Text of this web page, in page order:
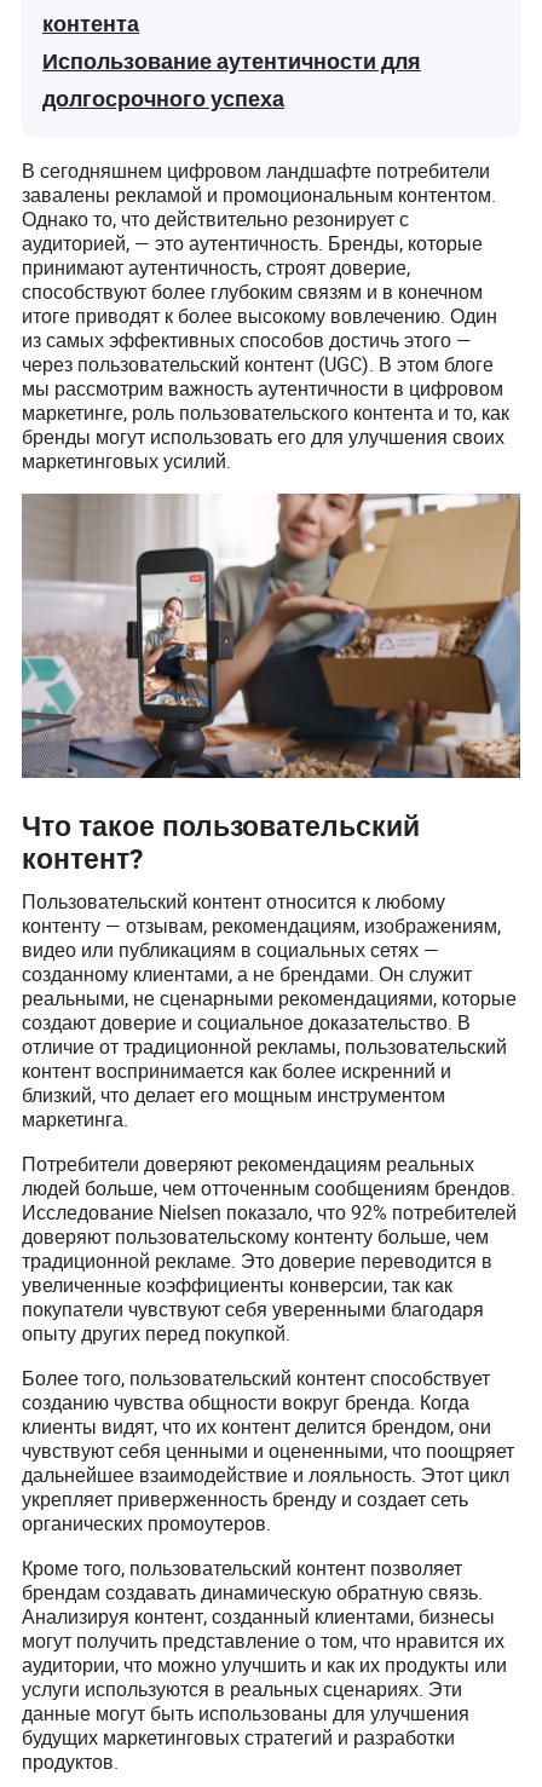
контента
Использование аутентичности для
долгосрочного успеха
В сегодняшнем цифровом ландшафте потребители
завалены рекламой и промоциональным контентом.
Однако то, что действительно резонирует с
аудиторией, — это аутентичность. Бренды, которые
принимают аутентичность, строят доверие,
способствуют более глубоким связям и в конечном
итоге приводят к более высокому вовлечению. Один
из самых эффективных способов достичь этого —
через пользовательский контент (UGC). В этом блоге
мы рассмотрим важность аутентичности в цифровом
маркетинге, роль пользовательского контента и то, как
бренды могут использовать его для улучшения своих
маркетинговых усилий.
Что такое пользовательский
контент?
Пользовательский контент относится к любому
контенту — отзывам, рекомендациям, изображениям,
видео или публикациям в социальных сетях —
созданному клиентами, а не брендами. Он служит
реальными, не сценарными рекомендациями, которые
создают доверие и социальное доказательство. В
отличие от традиционной рекламы, пользовательский
контент воспринимается как более искренний и
близкий, что делает его мощным инструментом
маркетинга.
Потребители доверяют рекомендациям реальных
людей больше, чем отточенным сообщениям брендов.
Исследование Nielsen показало, что 92% потребителей
доверяют пользовательскому контенту больше, чем
традиционной рекламе. Это доверие переводится в
увеличенные коэффициенты конверсии, так как
покупатели чувствуют себя уверенными благодаря
опыту других перед покупкой.
Более того, пользовательский контент способствует
созданию чувства общности вокруг бренда. Когда
клиенты видят, что их контент делится брендом, они
чувствуют себя ценными и оцененными, что поощряет
дальнейшее взаимодействие и лояльность. Этот цикл
укрепляет приверженность бренду и создает сеть
органических промоутеров.
Кроме того, пользовательский контент позволяет
брендам создавать динамическую обратную связь.
Анализируя контент, созданный клиентами, бизнесы
могут получить представление о том, что нравится их
аудитории, что можно улучшить и как их продукты или
услуги используются в реальных сценариях. Эти
данные могут быть использованы для улучшения
будущих маркетинговых стратегий и разработки
продуктов.